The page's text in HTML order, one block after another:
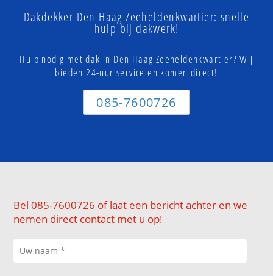
Dakdekker Den Haag Zeeheldenkwartier: snelle
hulp bij dakwerk!
Hulp nodig met dak in Den Haag Zeeheldenkwartier? Wij
bieden 24-uur service en komen direct!
085-7600726
Bel 085-7600726 of laat een bericht achter en we
nemen direct contact met u op!